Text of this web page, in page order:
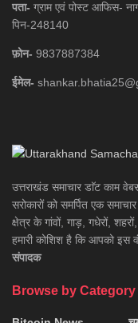
पता- ग्राम एवं पोस्ट आफिस-
पिन-248140
फ़ोन- 9837887384
ईमेल-
उत्तराखंड समाचार डाॅट काम
सरोकारों को समर्पित एक
क्षेत्र के गांवों, गाड़, गधेरों,
हमारी कोशिश है कि आपको इस
संपादक
Browse by Category